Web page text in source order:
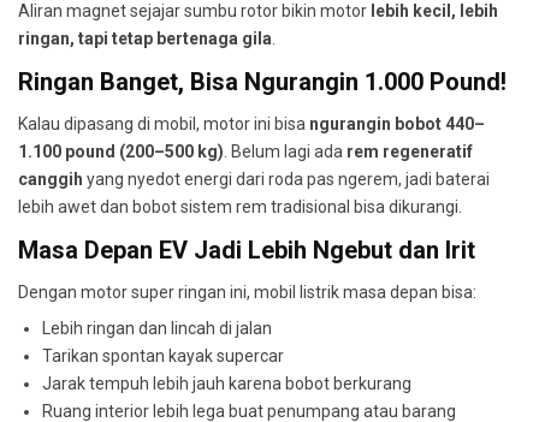
Aliran magnet sejajar sumbu rotor bikin motor lebih kecil, lebih
ringan, tapi tetap bertenaga gila
Ringan Banget, Bisa Ngurangin 1.000 Pound!
Kalau dipasang di mobil, motor ini bisa ngurangin bobot 440–
1.100 pound (200–500 kg) . Belum lagi ada rem regeneratif
canggih yang nyedot energi dari roda pas ngerem, jadi baterai
lebih awet dan bobot sistem rem tradisional bisa dikurangi.
Masa Depan EV Jadi Lebih Ngebut dan Irit
Dengan motor super ringan ini, mobil listrik masa depan bisa:
Lebih ringan dan lincah di jalan
Tarikan spontan kayak supercar
Jarak tempuh lebih jauh karena bobot berkurang
Ruang interior lebih lega buat penumpang atau barang